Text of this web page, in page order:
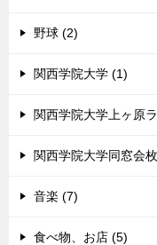
野球 (2)
関西学院大学 (1)
関西学院大学上ヶ原
関西学院大学同窓会
音楽 (7)
食べ物、お店 (5)